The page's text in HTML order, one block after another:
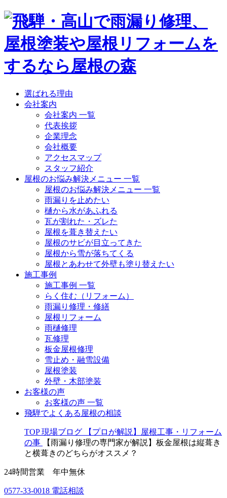
選ばれる理由
会社案内
会社案内 一覧
代表挨拶
企業理念
会社概要
アクセスマップ
スタッフ紹介
屋根のお悩み解決メニュー 一覧
屋根のお悩み解決メニュー 一覧
雨漏りを止めたい
樋から水があふれる
瓦が割れた・ズレた
屋根を葺き替えたい
屋根のサビが目立ってきた
屋根から雪が落ちてくる
屋根とあわせて外壁も塗り替えたい
施工事例
施工事例 一覧
らく住む（リフォーム）
雨漏り修理・修繕
屋根リフォーム
雨樋修理
瓦修理
板金屋根修理
雪止め・融雪設備
屋根塗装
外壁・木部塗装
お客様の声
お客様の声 一覧
飛騨でよくある屋根の相談
TOP 現場ブログ
【プロが解説】屋根工事・リフォーム
の事
【雨漏り修理の専門家が解説】板金屋根は縦葺き
と横葺きのどちらがオススメ？
24時間営業 年中無休
0577-33-0018 電話相談